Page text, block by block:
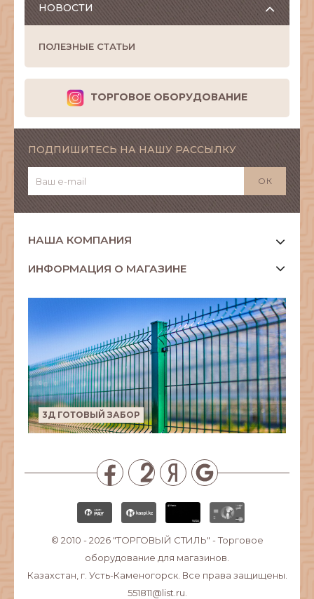
НОВОСТИ
ПОЛЕЗНЫЕ СТАТЬИ
ТОРГОВОЕ ОБОРУДОВАНИЕ
ПОДПИШИТЕСЬ НА НАШУ РАССЫЛКУ
НАША КОМПАНИЯ
ИНФОРМАЦИЯ О МАГАЗИНЕ
3Д ГОТОВЫЙ ЗАБОР
© 2010 - 2026 "ТОРГОВЫЙ СТИЛЬ" - Торговое
оборудование для магазинов.
Казахстан, г. Усть-Каменогорск. Все права защищены.
551811@list.ru.